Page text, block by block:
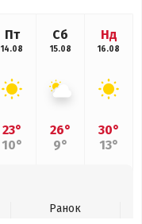
Пт
14.08
23°
10°
Сб
15.08
26°
9°
Нд
16.08
30°
13°
Ранок